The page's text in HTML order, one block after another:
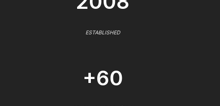
ESTABLISHED
+60